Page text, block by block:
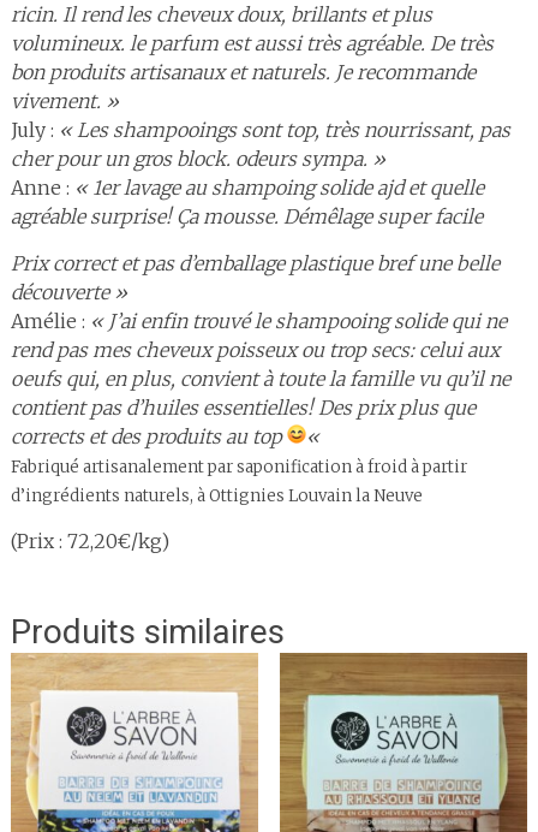
ricin. Il rend les cheveux doux, brillants et plus
volumineux. le parfum est aussi très agréable. De très
bon produits artisanaux et naturels. Je recommande
vivement. »
July : « Les shampooings sont top, très nourrissant, pas
cher pour un gros block. odeurs sympa. »
Anne : « 1er lavage au shampoing solide ajd et quelle
agréable surprise! Ça mousse. Démêlage super facile
Prix correct et pas d’emballage plastique bref une belle
découverte »
Amélie : « J’ai enfin trouvé le shampooing solide qui ne
rend pas mes cheveux poisseux ou trop secs: celui aux
oeufs qui, en plus, convient à toute la famille vu qu’il ne
contient pas d’huiles essentielles! Des prix plus que
corrects et des produits au top
«
Fabriqué artisanalement par saponification à froid à partir
d’ingrédients naturels, à Ottignies Louvain la Neuve
(Prix : 72,20€/kg)
Produits similaires